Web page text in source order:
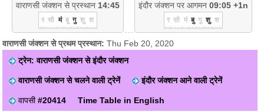
वाराणसी जंक्शन से प्रस्थान 14:45
र सो मं बु गु शु श
इंदौर जंक्शन पर आगमन 09:05 +1n
र सो मं बु गु शु श
वाराणसी जंक्शन से प्रथम प्रस्थान:Thu Feb 20, 2020
ट्रेन: वाराणसी जंक्शन से इंदौर जंक्शन
वाराणसी जंक्शन से चलने वाली ट्रेनें इंदौर जंक्शन आने वाली ट्रेनें
वापसी#20414 Time Table in English